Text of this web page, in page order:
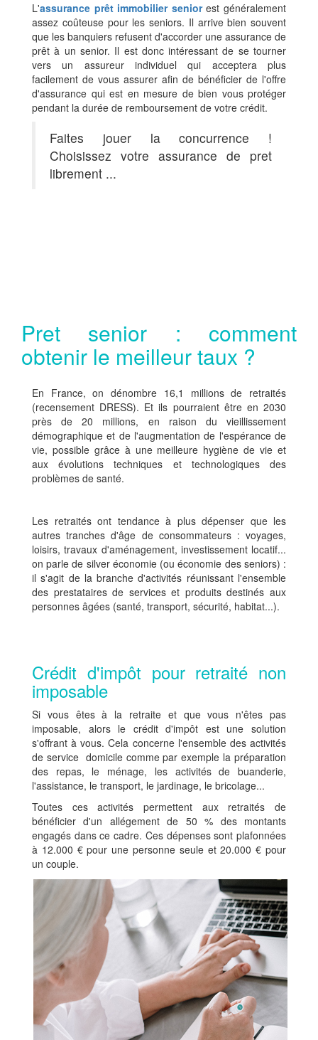
L'assurance prêt immobilier seniorest généralement
assez coûteuse pour les seniors. Il arrive bien souvent
que les banquiers refusent d'accorder une assurance de
prêt à un senior. Il est donc intéressant de se tourner
vers un assureur individuel qui acceptera plus
facilement de vous assurer afin de bénéficier de l'offre
d'assurance qui est en mesure de bien vous protéger
pendant la durée de remboursement de votre crédit.
Faites jouer la concurrence !
Choisissez votre assurance de pret
librement ...
Pret senior : comment
obtenir le meilleur taux ?
En France, on dénombre 16,1 millions de retraités
(recensement DRESS). Et ils pourraient être en 2030
près de 20 millions, en raison du vieillissement
démographique et de l'augmentation de l'espérance de
vie, possible grâce à une meilleure hygiène de vie et
aux évolutions techniques et technologiques des
problèmes de santé.
Les retraités ont tendance à plus dépenser que les
autres tranches d'âge de consommateurs : voyages,
loisirs, travaux d'aménagement, investissement locatif...
on parle de silver économie (ou économie des seniors) :
il s'agit de la branche d'activités réunissant l'ensemble
des prestataires de services et produits destinés aux
personnes âgées (santé, transport, sécurité, habitat...).
Crédit d'impôt pour retraité non
imposable
Si vous êtes à la retraite et que vous n'êtes pas
imposable, alors le crédit d'impôt est une solution
s'offrant à vous. Cela concerne l'ensemble des activités
de service domicile comme par exemple la préparation
des repas, le ménage, les activités de buanderie,
l'assistance, le transport, le jardinage, le bricolage...
Toutes ces activités permettent aux retraités de
bénéficier d'un allégement de 50 % des montants
engagés dans ce cadre. Ces dépenses sont plafonnées
à 12.000 € pour une personne seule et 20.000 € pour
un couple.